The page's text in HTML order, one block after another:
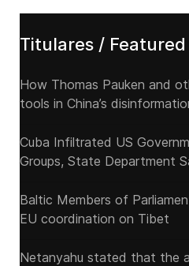
Titulares /
How Thomas Pauken and
tools in China’s
Cuba Infiltrated US
Groups, State Department
Baltic Members of
EU coordination on Tibet
Netanyahu stated that the